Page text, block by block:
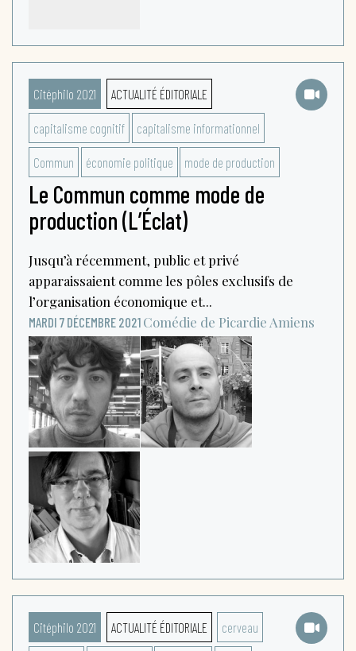
Citéphilo 2021 ACTUALITÉ ÉDITORIALE
capitalisme cognitif capitalisme informationnel
Commun économie politique mode de production
Le Commun comme mode de
production (L’Éclat)
Jusqu’à récemment, public et privé
apparaissaient comme les pôles exclusifs de
l’organisation économique et...
MARDI 7 DÉCEMBRE 2021 Comédie de Picardie Amiens
Citéphilo 2021 ACTUALITÉ ÉDITORIALE cerveau